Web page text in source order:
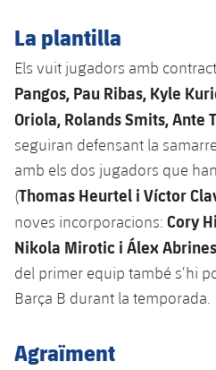
Accessibilitat
Instal·lacions
Història
Palmarès
Infantil B
Resultats
Classificació
Jugadors
Fotos
Palmarès
Història
Jugadors
Classificació
Juvenil
Cadet
Infantil
Aleví
PLUSICON
MÉS
Primer equip
plusicon
més
Actualitat
Calendari
Entrades
Resultats
plusicon
més
Actualitat
Calendari
Resultats
plusicon
més
Actualitat
Barça C
Junior
Campus Estiu
Informació general
plusicon
més
La plantilla
Els vuit jugadors amb
Pangos, Pau Ribas, Kyle
Oriola, Rolands Smits, Ante
seguiran defensant la
amb els dos jugadors que
(Thomas Heurtel i Víctor
noves incorporacions: Cory
Nikola Mirotic i Álex Abrines
del primer equip també s’hi
Barça B durant la temporada.
Agraïment